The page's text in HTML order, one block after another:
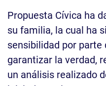
Propuesta Cívica ha
su familia, la cual ha
sensibilidad por parte
garantizar la verdad,
un análisis realizado